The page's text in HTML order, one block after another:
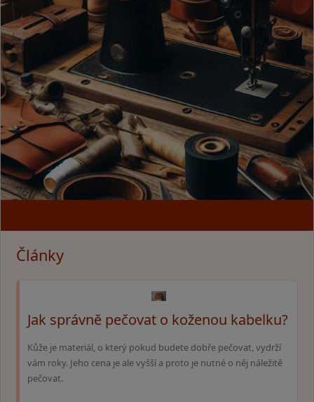
Články
Jak správně pečovat o koženou kabelku?
Kůže je materiál, o který pokud budete dobře pečovat, vydrží
vám roky. Jeho cena je ale vyšší a proto je nutné o něj náležitě
pečovat.